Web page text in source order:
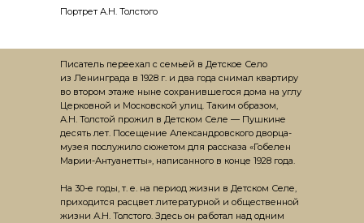
Писатель переехал с семьей в Детское Село
из Ленинграда в 1928 г. и два года снимал квартиру
во втором этаже ныне сохранившегося дома на углу
Церковной и Московской улиц. Таким образом,
А.Н. Толстой прожил в Детском Селе — Пушкине
десять лет. Посещение Александровского дворца-
музея послужило сюжетом для рассказа «Гобелен
Марии-Антуанетты», написанного в конце 1928 года.
На 30-е годы, т. е. на период жизни в Детском Селе,
приходится расцвет литературной и общественной
жизни А.Н. Толстого. Здесь он работал над одним
Портрет А.Н. Толстого